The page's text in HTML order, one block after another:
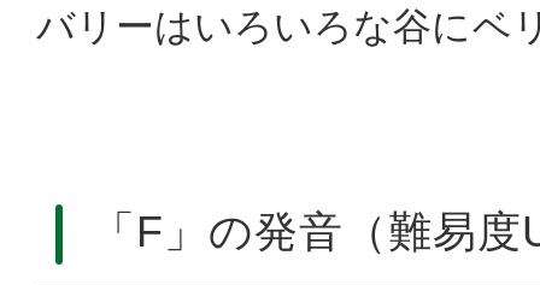
バリーはいろいろな谷にベ
「F」の発音（難易度